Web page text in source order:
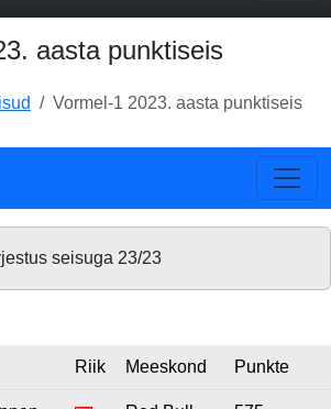
aasta punktiseis
Vormel-1 2023. aasta punktiseis
seisuga 23/23
Riik Meeskond Punkte